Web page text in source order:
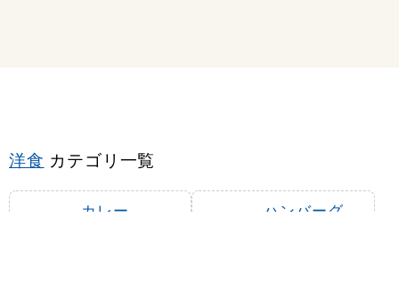
洋食 カテゴリ一覧
カレー ハンバーグ